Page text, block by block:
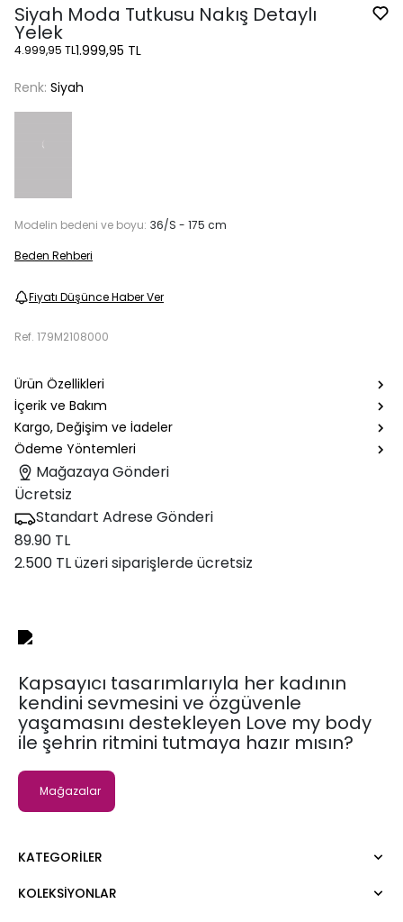
Siyah Moda Tutkusu Nakış Detaylı
Yelek
4.999,95 TL1.999,95 TL
Renk: Siyah
Modelin bedeni ve boyu: 36/S - 175 cm
Beden Rehberi
Fiyatı Düşünce Haber Ver
Ref. 179M2108000
Ürün Özellikleri
İçerik ve Bakım
Kargo, Değişim ve İadeler
Ödeme Yöntemleri
Mağazaya Gönderi
Ücretsiz
Standart Adrese Gönderi
89.90 TL
2.500 TL üzeri siparişlerde ücretsiz
Kapsayıcı tasarımlarıyla her kadının
kendini sevmesini ve özgüvenle
yaşamasını destekleyen Love my body
ile şehrin ritmini tutmaya hazır mısın?
Mağazalar
KATEGORILER
Elbise
KOLEKSIYONLAR